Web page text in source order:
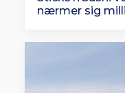
nærmer sig